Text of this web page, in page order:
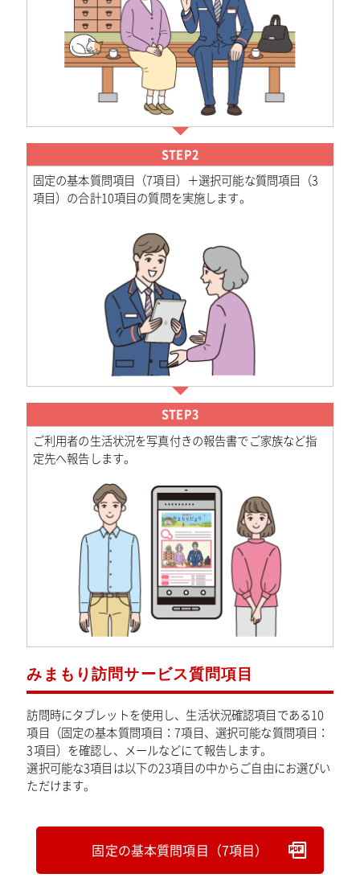
STEP2
固定の基本質問項目（7項目）＋選択可能な質問項目（3
項目）の合計10項目の質問を実施します。
STEP3
ご利用者の生活状況を写真付きの報告書でご家族など指
定先へ報告します。
みまもり訪問サービス質問項目
訪問時にタブレットを使用し、生活状況確認項目である10
項目（固定の基本質問項目：7項目、選択可能な質問項目：
3項目）を確認し、メールなどにて報告します。
選択可能な3項目は以下の23項目の中からご自由にお選びい
ただけます。
固定の基本質問項目（7項目）